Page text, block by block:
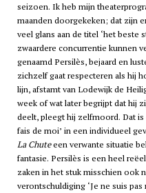
seizoen. Ik heb mijn
maanden doorgekeken; dat zijn
veel glans aan de titel ‘het beste
zwaardere concurrentie kunnen
genaamd Persilès, bejaard en
zichzelf gaat respecteren als hij
lijn, afstamt van Lodewijk de
week of wat later begrijpt dat hij
deelt, pleegt hij zelfmoord. Dat is
fais de moi’ in een individueel
La Chuteeen verwante situatie
fantasie. Persilès is een heel
zaken in het stuk misschien ook
verontschuldiging ‘Je ne suis